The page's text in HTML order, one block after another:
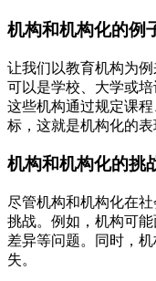
机构和机构化的例
让我们以教育机构为
可以是学校、大学或
这些机构通过规定课
标，这就是机构化的表
机构和机构化的挑
尽管机构和机构化在
挑战。例如，机构可
差异等问题。同时，
失。